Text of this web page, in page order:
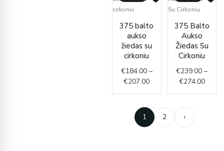
375 balto
aukso
žiedas su
cirkoniu
€184.00 –
€207.00
range:
through
375 Balto
Aukso
Žiedas Su
Cirkoniu
€239.00 –
€274.00
range:
1 2 ›